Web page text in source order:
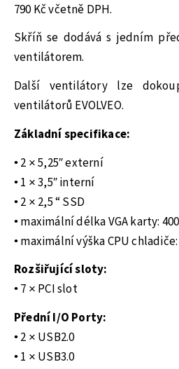
790 Kč včetně DPH.
Skříň se dodává s jedním
ventilátorem.
Další ventilátory lze
ventilátorů EVOLVEO.
Základní specifikace:
• 2 × 5,25″ externí
• 1 × 3,5″ interní
• 2 × 2,5 “ SSD
• maximální délka VGA karty:
• maximální výška CPU
Rozšiřující sloty:
• 7 × PCI slot
Přední I/O Porty:
• 2 × USB2.0
• 1 × USB3.0